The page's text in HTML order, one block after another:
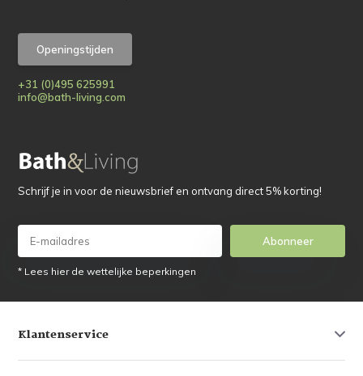
Openingstijden
+31 (0)495 625991
info@bath-living.com
Schrijf je in voor de nieuwsbrief en ontvang direct 5% korting!
Abonneer
* Lees hier de wettelijke beperkingen
Klantenservice